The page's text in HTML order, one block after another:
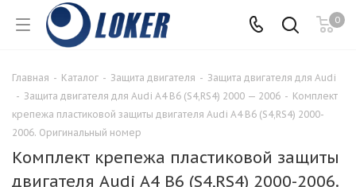
0
Главная - Каталог - Защита двигателя - Защита двигателя для Audi
- Защита двигателя для Audi A4 B6 (S4,RS4) 2000 — 2006 - Комплект
крепежа пластиковой защиты двигателя Audi A4 B6 (S4,RS4) 2000-
2006. Оригинальный номер
Комплект крепежа пластиковой защиты
двигателя Audi A4 B6 (S4,RS4) 2000-2006.